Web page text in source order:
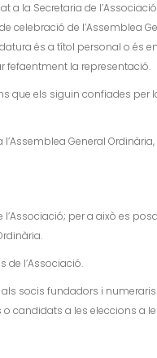
la Secretaria de
de l’Assemblea
és a títol personal o és
fefaentment la representació.
que els siguin confiades per
General
per a això es
de l’Associació.
socis fundadors i
candidats a les eleccions a